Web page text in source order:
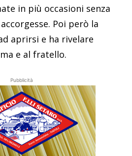
in più occasioni senza
Poi però la
aprirsi e ha rivelare
e al fratello.
Pubblicità